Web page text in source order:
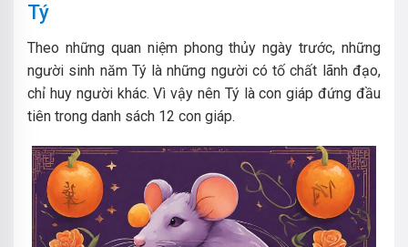
Tý
Theo những quan niệm phong thủy ngày trước, những
người sinh năm Tý là những người có tố chất lãnh đạo,
chỉ huy người khác. Vì vậy nên Tý là con giáp đứng đầu
tiên trong danh sách 12 con giáp.